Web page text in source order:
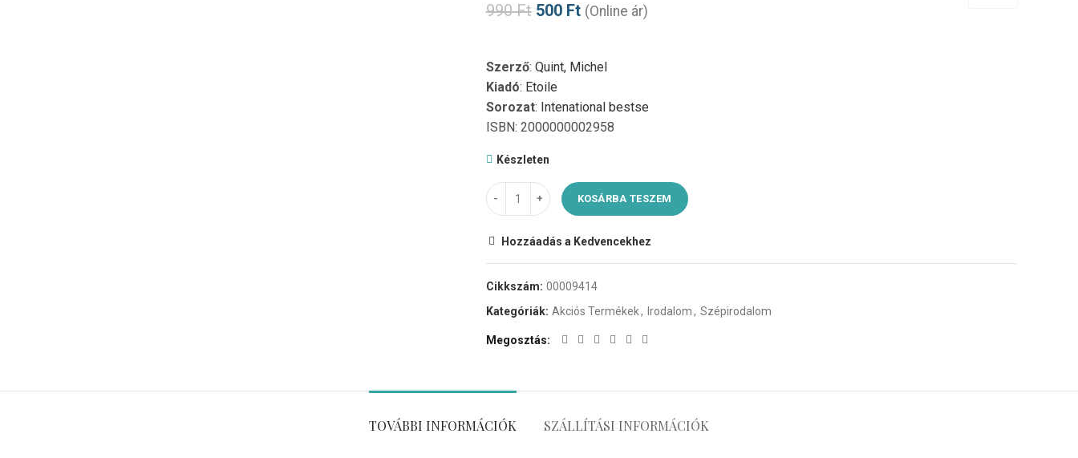
990Ft 500 Ft (Online ár)
Szerző: Quint, Michel
Kiadó: Etoile
Sorozat: Intenational bestse
ISBN: 2000000002958
Készleten
KOSÁRBA TESZEM
Hozzáadás a Kedvencekhez
Cikkszám: 00009414
Kategóriák: Akciós Termékek, Irodalom, Szépirodalom
Megosztás
TOVÁBBI INFORMÁCIÓK SZÁLLÍTÁSI INFORMÁCIÓK